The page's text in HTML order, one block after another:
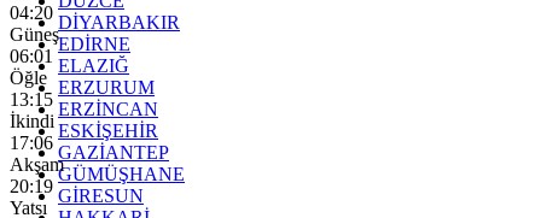
DİYARBAKIR
EDİRNE
ELAZIĞ
ERZURUM
ERZİNCAN
ESKİŞEHİR
GAZİANTEP
GÜMÜŞHANE
GİRESUN
04:20
Güneş
06:01
Öğle
13:15
İkindi
17:06
Akşam
20:19
Yatsı